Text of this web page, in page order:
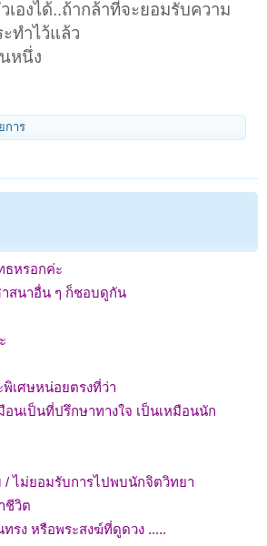
เองได้..ถ้ากล้าที่จะยอมรับความ
ทำไว้แล้ว
หนึ่ง
การ
ธหรอกค่ะ
สนาอื่น ๆ ก็ชอบดูกัน
เศษหน่อยตรงที่ว่า
นเป็นที่ปรึกษาทางใจ เป็นเหมือนนัก
/ ไม่ยอมรับการไปพบนักจิตวิทยา
ชีวิต
รง หรือพระสงฆ์ที่ดูดวง .....